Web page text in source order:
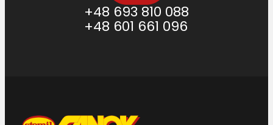
+48 693 810 088
+48 601 661 096